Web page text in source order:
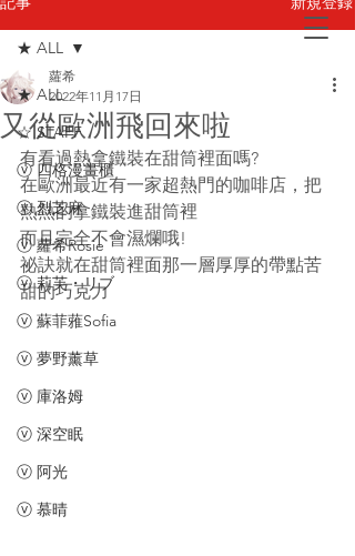
お問い合わせ
★ ALL
☆ STAFF
ⓥ 四格漫畫櫃
ⓥ 烈芝麻
ⓥ 蘿希Rosie
ⓥ 莉芙・リブ
ⓥ 蘇菲蕥Sofia
ⓥ 夢野薰草
ⓥ 庫洛姆
ⓥ 深空眠
ⓥ 阿光
ⓥ 慕晴
★ ALL
又從歐洲飛回來啦
蘿希
2022年11月17日
有看過熱拿鐵裝在甜筒裡面嗎?
在歐洲最近有一家超熱門的咖啡店，把
熱熱的拿鐵裝進甜筒裡
而且完全不會濕爛哦!
祕訣就在甜筒裡面那一層厚厚的帶點苦
甜的巧克力